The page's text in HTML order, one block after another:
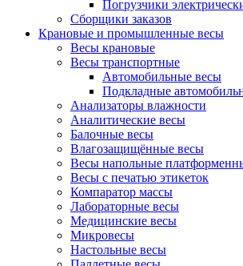
Погрузчики
Сборщики заказов
Крановые и промышленные весы
Весы крановые
Весы транспортные
Автомобильные весы
Подкладные
Анализаторы влажности
Аналитические весы
Балочные весы
Влагозащищённые весы
Весы напольные
Весы с печатью этикеток
Компаратор массы
Лабораторные весы
Медицинские весы
Микровесы
Настольные весы